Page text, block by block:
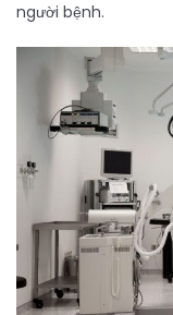
người bệnh.